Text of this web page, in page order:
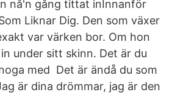
nå'n gång tittat inInnanför
Liknar Dig. Den som växer
var värken bor. Om hon
under sitt skinn. Det är du
med Det är ändå du som
är dina drömmar, jag är den